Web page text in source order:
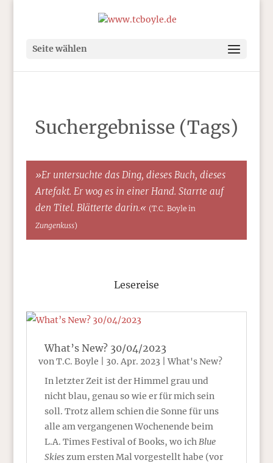
Seite wählen
Suchergebnisse (Tags)
»Er untersuchte das Ding, dieses Buch, dieses
Artefakt. Er wog es in einer Hand. Starrte auf
den Titel. Blätterte darin.« (T.C. Boyle in
Zungenkuss)
Lesereise
What’s New? 30/04/2023
vonT.C. Boyle 30. Apr. 2023 |What's New?
In letzter Zeit ist der Himmel grau und
nicht blau, genau so wie er für mich sein
soll. Trotz allem schien die Sonne für uns
alle am vergangenen Wochenende beim
L.A. Times Festival of Books, wo ichBlue
Skieszum ersten Mal vorgestellt habe (vor